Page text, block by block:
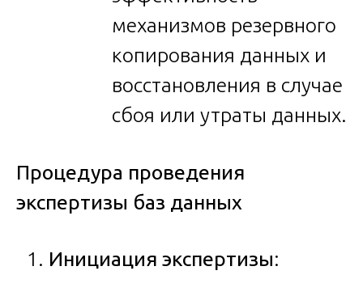
механизмов резервного
копирования данных и
восстановления в случае
сбоя или утраты данных.
Процедура проведения
экспертизы баз данных
Инициация экспертизы: